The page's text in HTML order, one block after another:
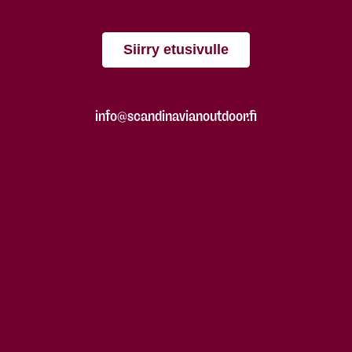
Siirry etusivulle
info@scandinavianoutdoor.fi